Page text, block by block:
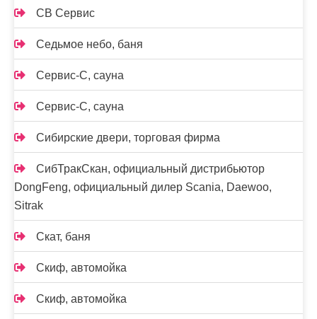
СВ Сервис
Седьмое небо, баня
Сервис-С, сауна
Сервис-С, сауна
Сибирские двери, торговая фирма
СибТракСкан, официальный дистрибьютор
DongFeng, официальный дилер Scania, Daewoo,
Sitrak
Скат, баня
Скиф, автомойка
Скиф, автомойка